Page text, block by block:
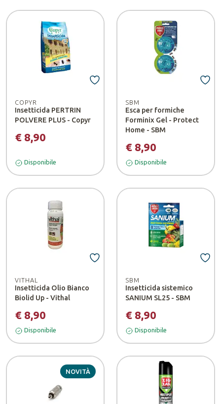
COPYR
Insetticida PERTRIN
POLVERE PLUS - Copyr
€ 8,90
Disponibile
SBM
Esca per formiche
Forminix Gel - Protect
Home - SBM
€ 8,90
Disponibile
VITHAL
Insetticida Olio Bianco
Biolid Up - Vithal
€ 8,90
Disponibile
SBM
Insetticida sistemico
SANIUM SL25 - SBM
€ 8,90
Disponibile
NOVITÀ